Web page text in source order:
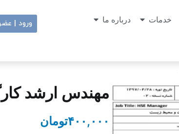
خدمات درباره ما ورود |
مهندس ارشد
۴۰۰,۰۰۰تومان